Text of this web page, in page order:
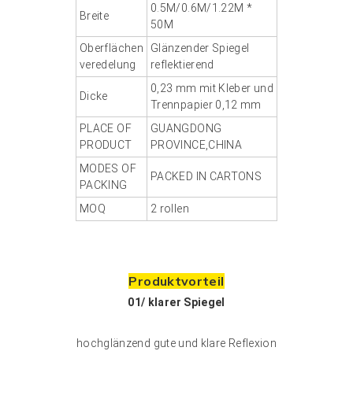
Breite
0.5M/0.6M/1.22M *
50M
Oberflächen
veredelung
Glänzender Spiegel
reflektierend
Dicke
0,23 mm mit Kleber und
Trennpapier 0,12 mm
PLACE OF
PRODUCT
GUANGDONG
PROVINCE,CHINA
MODES OF
PACKING
PACKED IN CARTONS
MOQ 2 rollen
Produktvorteil
01/ klarer Spiegel
hochglänzend gute und klare Reflexion